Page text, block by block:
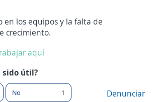
en los equipos y la falta de
crecimiento.
aquí
sido útil?
No 1 Denunciar